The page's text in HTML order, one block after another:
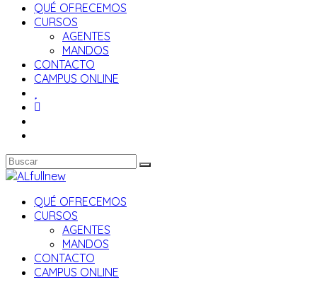
web
QUÉ OFRECEMOS
CURSOS
AGENTES
MANDOS
CONTACTO
CAMPUS ONLINE
QUÉ OFRECEMOS
CURSOS
AGENTES
MANDOS
CONTACTO
CAMPUS ONLINE